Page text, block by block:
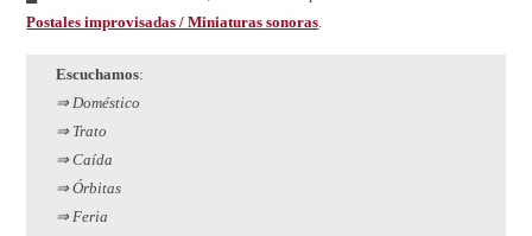
Postales improvisadas / Miniaturas sonoras.
Escuchamos:
⇒ Doméstico
⇒ Trato
⇒ Caída
⇒ Órbitas
⇒ Feria